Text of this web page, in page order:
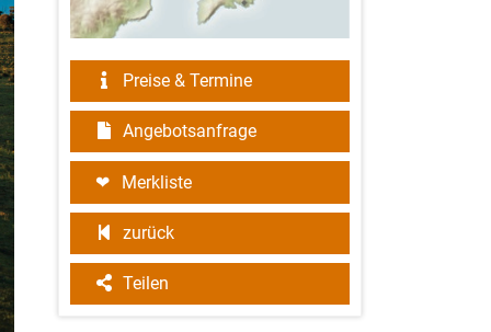
Preise & Termine
Angebotsanfrage
Merkliste
zurück
Teilen